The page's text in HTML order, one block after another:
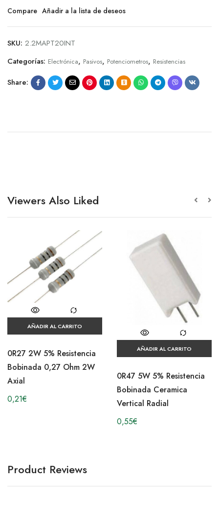
Compare Añadir a la lista de deseos
SKU: 2.2MAPT20INT
Categorías: Electrónica, Pasivos, Potenciometros, Resistencias
Share:
Viewers Also Liked
AÑADIR AL CARRITO
0R27 2W 5% Resistencia
Bobinada 0,27 Ohm 2W
Axial
0,21€
AÑADIR AL CARRITO
0R47 5W 5% Resistencia
Bobinada Ceramica
Vertical Radial
0,55€
Product Reviews